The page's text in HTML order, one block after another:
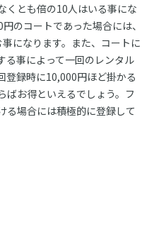
くとも倍の10人はいる事にな
のコートであった場合には、
になります。また、コートに
る事によって一回のレンタル
登録時に10,000円ほど掛かる
ばお得といえるでしょう。フ
る場合には積極的に登録して